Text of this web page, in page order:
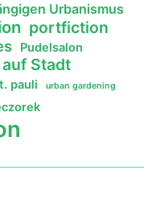
Urbanismus
portfiction
Pudelsalon
Stadt
pauli urban gardening